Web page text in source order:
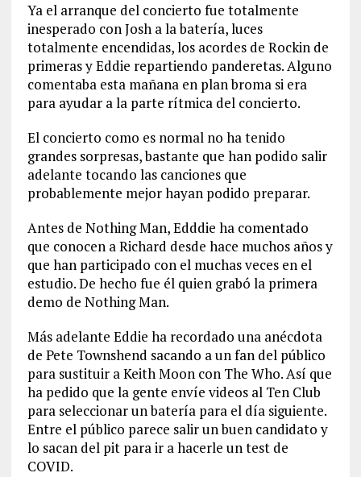
Ya el arranque del concierto fue totalmente
inesperado con Josh a la batería, luces
totalmente encendidas, los acordes de Rockin de
primeras y Eddie repartiendo panderetas. Alguno
comentaba esta mañana en plan broma si era
para ayudar a la parte rítmica del concierto.
El concierto como es normal no ha tenido
grandes sorpresas, bastante que han podido salir
adelante tocando las canciones que
probablemente mejor hayan podido preparar.
Antes de Nothing Man, Edddie ha comentado
que conocen a Richard desde hace muchos años y
que han participado con el muchas veces en el
estudio. De hecho fue él quien grabó la primera
demo de Nothing Man.
Más adelante Eddie ha recordado una anécdota
de Pete Townshend sacando a un fan del público
para sustituir a Keith Moon con The Who. Así que
ha pedido que la gente envíe videos al Ten Club
para seleccionar un batería para el día siguiente.
Entre el público parece salir un buen candidato y
lo sacan del pit para ir a hacerle un test de
COVID.